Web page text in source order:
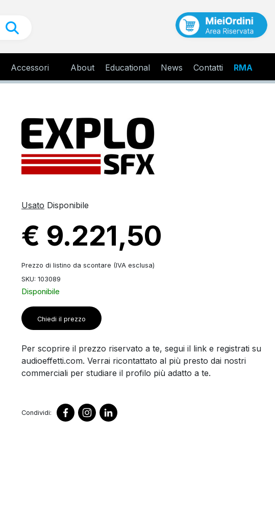
Accessori About Educational News Contatti RMA
Usato Disponibile
€ 9.221,50
Prezzo di listino da scontare (IVA esclusa)
SKU: 103089
Disponibile
Chiedi il prezzo
Per scoprire il prezzo riservato a te, segui il link e registrati su
audioeffetti.com. Verrai ricontattato al più presto dai nostri
commerciali per studiare il profilo più adatto a te.
Condividi: